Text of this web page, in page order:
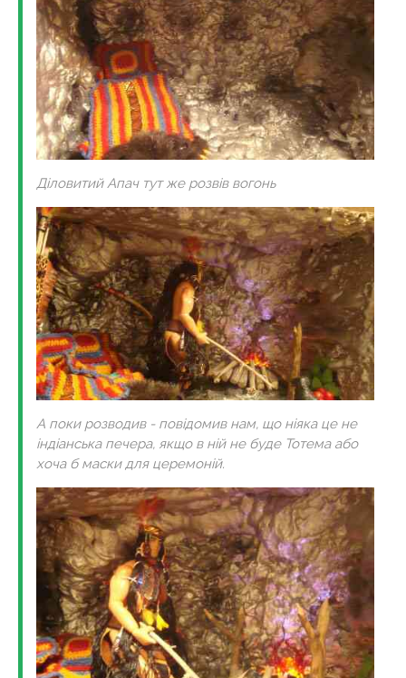
Діловитий Апач тут же розвів вогонь
А поки розводив - повідомив нам, що ніяка це не
індіанська печера, якщо в ній не буде Тотема або
хоча б маски для церемоній.